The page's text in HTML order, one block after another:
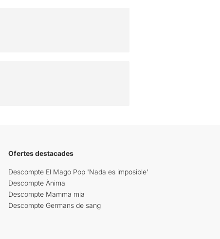
Ofertes destacades
Descompte El Mago Pop 'Nada es imposible'
Descompte Ànima
Descompte Mamma mia
Descompte Germans de sang